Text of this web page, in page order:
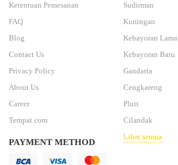
Ketentuan Pemesanan
FAQ
Blog
Contact Us
Privacy Policy
About Us
Career
Tempat.com
PAYMENT METHOD
Sudirman
Kuningan
Kebayoran Lama
Kebayoran Baru
Gandaria
Cengkareng
Pluit
Cilandak
Lihat semua